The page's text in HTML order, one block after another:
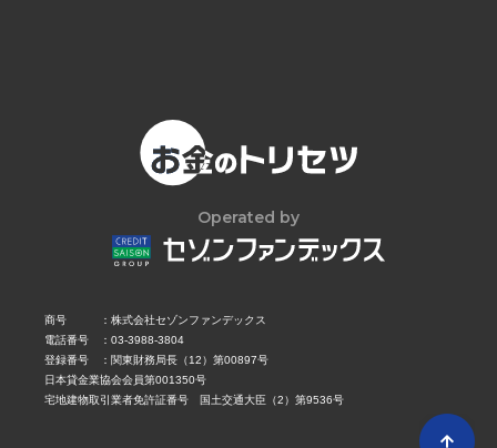
Operated by
商号
株式会社セゾンファンデックス
電話番号
03-3988-3804
登録番号
関東財務局長（12）第00897号
日本貸金業協会会員第001350号
宅地建物取引業者免許証番号 国土交通大臣（2）第9536号